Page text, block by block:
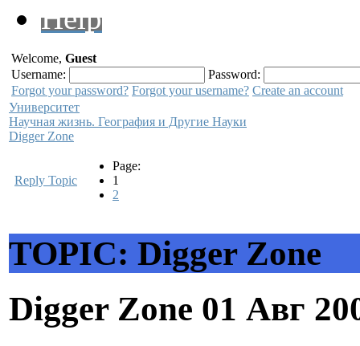
Help
Welcome, Guest
Username:
Password:
Forgot your password? Forgot your username? Create an account
Университет
Научная жизнь. География и Другие Науки
Digger Zone
Reply Topic
Page:
1
2
TOPIC: Digger Zone
Digger Zone 01 Авг